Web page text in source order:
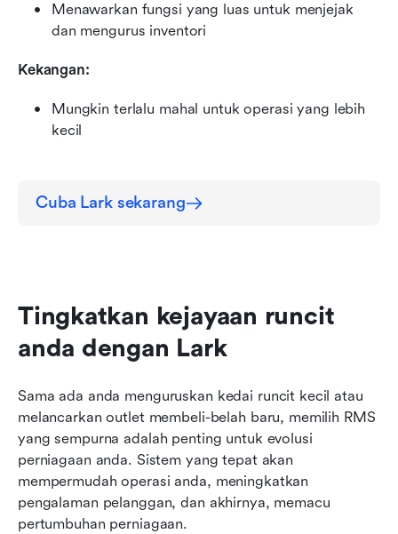
Menawarkan fungsi yang luas untuk menjejak
dan mengurus inventori
Kekangan:
Mungkin terlalu mahal untuk operasi yang lebih
kecil
Cuba Lark sekarang
Tingkatkan kejayaan runcit
anda dengan Lark
Sama ada anda menguruskan kedai runcit kecil atau
melancarkan outlet membeli-belah baru, memilih RMS
yang sempurna adalah penting untuk evolusi
perniagaan anda. Sistem yang tepat akan
mempermudah operasi anda, meningkatkan
pengalaman pelanggan, dan akhirnya, memacu
pertumbuhan perniagaan.